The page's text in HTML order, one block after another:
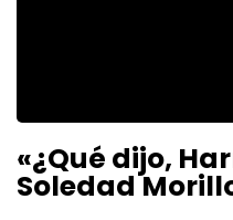
«¿Qué dijo,
Soledad